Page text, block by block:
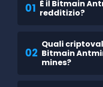
01 È il Bitmain
redditizio?
02
Quali
Bitmain
mines?